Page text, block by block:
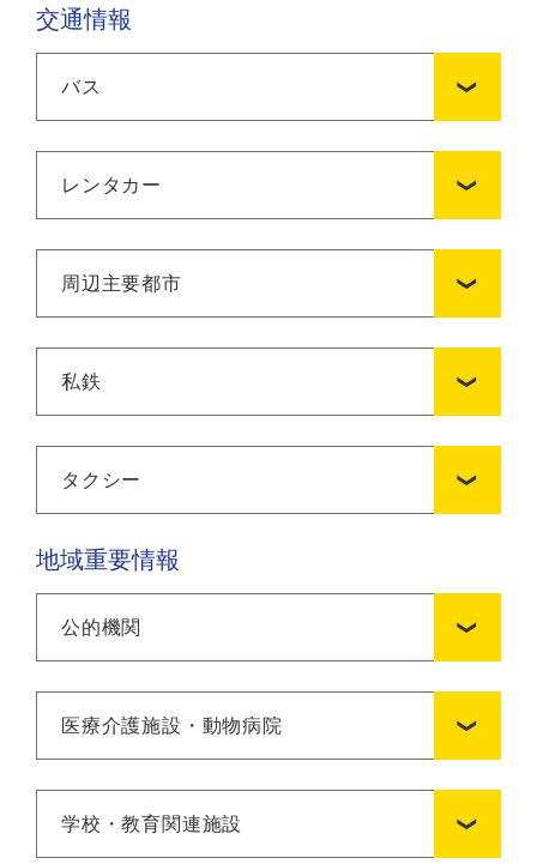
交通情報
バス
レンタカー
周辺主要都市
私鉄
タクシー
地域重要情報
公的機関
医療介護施設・動物病院
学校・教育関連施設